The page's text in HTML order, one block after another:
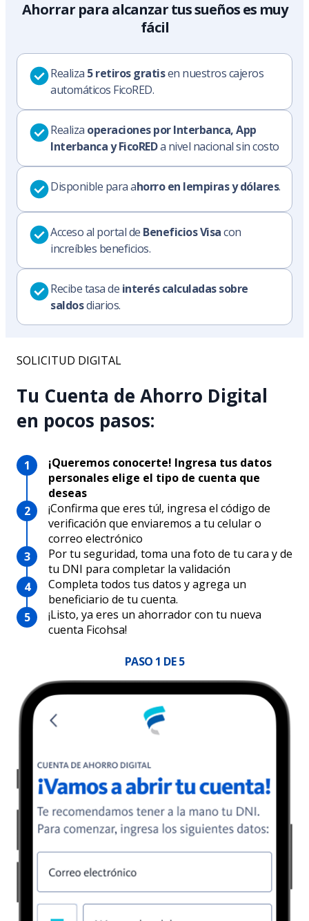
Ahorrar para alcanzar tus sueños es muy
fácil
Realiza 5 retiros gratisen nuestros cajeros
automáticos FicoRED.
Realiza operaciones por Interbanca, App
Interbanca y FicoREDa nivel nacional sin costo
Disponible para ahorro en lempiras y dólares.
Acceso al portal de Beneficios Visacon
increíbles beneficios.
Recibe tasa de interés calculadas sobre
saldosdiarios.
SOLICITUD DIGITAL
Tu Cuenta de Ahorro Digital
en pocos pasos:
¡Queremos conocerte! Ingresa tus datos
personales elige el tipo de cuenta que
deseas
¡Confirma que eres tú!, ingresa el código de
verificación que enviaremos a tu celular o
correo electrónico
Por tu seguridad, toma una foto de tu cara y de
tu DNI para completar la validación
Completa todos tus datos y agrega un
beneficiario de tu cuenta.
¡Listo, ya eres un ahorrador con tu nueva
cuenta Ficohsa!
PASO 1 DE 5